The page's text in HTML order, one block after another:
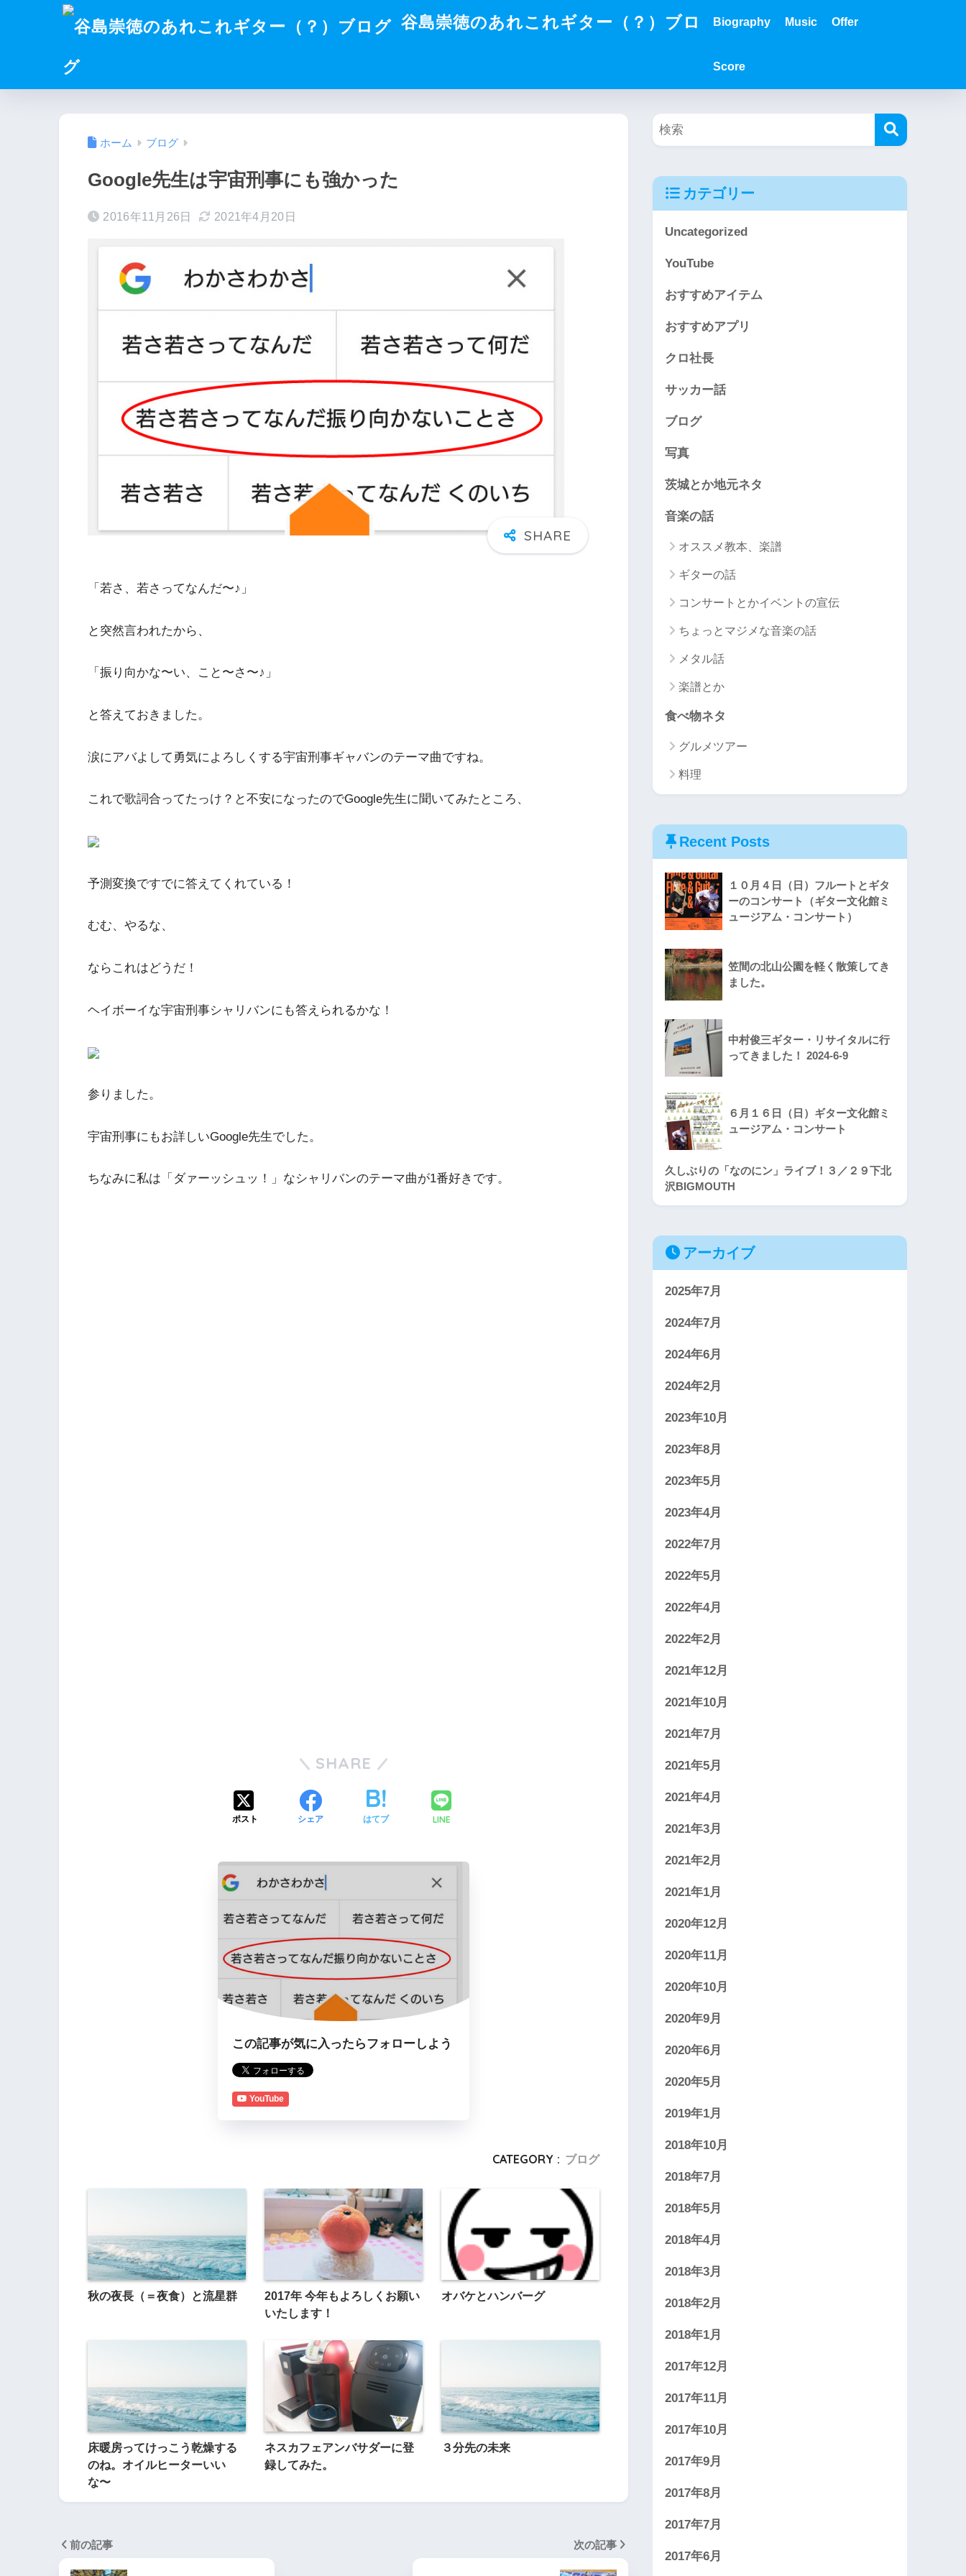
谷島崇徳のあれこれギター（？）ブロ
グ
Biography Music Offer
Score
ホーム ブログ
Google先生は宇宙刑事にも強かった
2016年11月26日 2021年4月20日
「若さ、若さってなんだ〜♪」
と突然言われたから、
「振り向かな〜い、こと〜さ〜♪」
と答えておきました。
涙にアバよして勇気によろしくする宇宙刑事ギャバンのテーマ曲ですね。
これで歌詞合ってたっけ？と不安になったのでGoogle先生に聞いてみたところ、
予測変換ですでに答えてくれている！
むむ、やるな、
ならこれはどうだ！
ヘイボーイな宇宙刑事シャリバンにも答えられるかな！
参りました。
宇宙刑事にもお詳しいGoogle先生でした。
ちなみに私は「ダァーッシュッ！」なシャリバンのテーマ曲が1番好きです。
SHARE
ポスト シェア はてブ LINE
この記事が気に入ったらフォローしよう
YouTube
CATEGORY : ブログ
秋の夜長（＝夜食）と流星群
2017年 今年もよろしくお願い
いたします！
オバケとハンバーグ
床暖房ってけっこう乾燥する
のね。オイルヒーターいい
な〜
ネスカフェアンバサダーに登
録してみた。
３分先の未来
前の記事 次の記事
カテゴリー
Uncategorized
YouTube
おすすめアイテム
おすすめアプリ
クロ社長
サッカー話
ブログ
写真
茨城とか地元ネタ
音楽の話
オススメ教本、楽譜
ギターの話
コンサートとかイベントの宣伝
ちょっとマジメな音楽の話
メタル話
楽譜とか
食べ物ネタ
グルメツアー
料理
Recent Posts
１０月４日（日）フルートとギタ
ーのコンサート（ギター文化館ミ
ュージアム・コンサート）
笠間の北山公園を軽く散策してき
ました。
中村俊三ギター・リサイタルに行
ってきました！ 2024-6-9
６月１６日（日）ギター文化館ミ
ュージアム・コンサート
久しぶりの「なのにン」ライブ！３／２９下北
沢BIGMOUTH
アーカイブ
2025年7月
2024年7月
2024年6月
2024年2月
2023年10月
2023年8月
2023年5月
2023年4月
2022年7月
2022年5月
2022年4月
2022年2月
2021年12月
2021年10月
2021年7月
2021年5月
2021年4月
2021年3月
2021年2月
2021年1月
2020年12月
2020年11月
2020年10月
2020年9月
2020年6月
2020年5月
2019年1月
2018年10月
2018年7月
2018年5月
2018年4月
2018年3月
2018年2月
2018年1月
2017年12月
2017年11月
2017年10月
2017年9月
2017年8月
2017年7月
2017年6月